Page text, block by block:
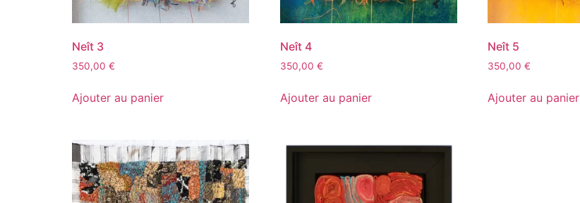
Neît 3
350,00 €
Ajouter au panier
Neît 4
350,00 €
Ajouter au panier
Neît 5
350,00€
Ajouter au panier